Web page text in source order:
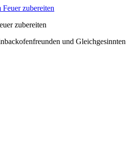
zubereiten
und Gleichgesinnten